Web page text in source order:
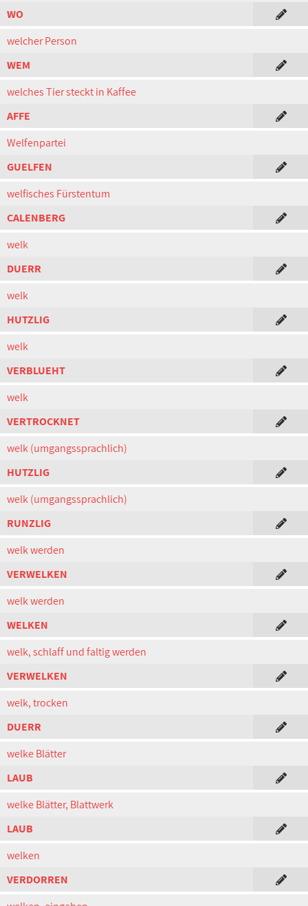
WO
welcher Person
WEM
welches Tier steckt in Kaffee
AFFE
Welfenpartei
GUELFEN
welfisches Fürstentum
CALENBERG
welk
DUERR
welk
HUTZLIG
welk
VERBLUEHT
welk
VERTROCKNET
welk (umgangssprachlich)
HUTZLIG
welk (umgangssprachlich)
RUNZLIG
welk werden
VERWELKEN
welk werden
WELKEN
welk, schlaff und faltig werden
VERWELKEN
welk, trocken
DUERR
welke Blätter
LAUB
welke Blätter, Blattwerk
LAUB
welken
VERDORREN